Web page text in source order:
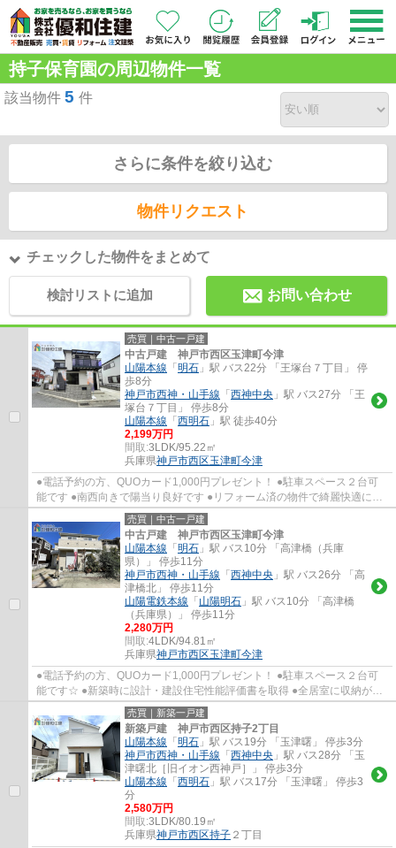
持子保育園の周辺物件一覧
該当物件 5 件
さらに条件を絞り込む
物件リクエスト
チェックした物件をまとめて
検討リストに追加 お問い合わせ
売買｜中古一戸建
中古戸建 神戸市西区玉津町今津
山陽本線 「明石 」駅 バス22分 「王塚台７丁目」 停
歩8分
神戸市西神・山手線 「西神中央 」駅 バス27分 「王
塚台７丁目」 停歩8分
山陽本線 「西明石 」駅 徒歩40分
2,199万円
間取:3LDK/95.22㎡
兵庫県神戸市西区玉津町今津
●電話予約の方、QUOカード1,000円プレゼント！ ●駐車スペース２台可
能です ●南西向きで陽当り良好です ●リフォーム済の物件で綺麗快適に生
活できます ●全居室６帖以上でゆったり過ごせ...
売買｜中古一戸建
中古戸建 神戸市西区玉津町今津
山陽本線 「明石 」駅 バス10分 「高津橋（兵庫
県）」 停歩11分
神戸市西神・山手線 「西神中央 」駅 バス26分 「高
津橋北」 停歩11分
山陽電鉄本線 「山陽明石 」駅 バス10分 「高津橋
（兵庫県）」 停歩11分
2,280万円
間取:4LDK/94.81㎡
兵庫県神戸市西区玉津町今津
●電話予約の方、QUOカード1,000円プレゼント！ ●駐車スペース２台可
能です☆ ●新築時に設計・建設住宅性能評価書を取得 ●全居室に収納があ
りスッキリと生活していただけます！ ●LDK横の...
売買｜新築一戸建
新築戸建 神戸市西区持子2丁目
山陽本線 「明石 」駅 バス19分 「玉津曙」 停歩3分
神戸市西神・山手線 「西神中央 」駅 バス28分 「玉
津曙北［旧イオン西神戸］」 停歩3分
山陽本線 「西明石 」駅 バス17分 「玉津曙」 停歩3
分
2,580万円
間取:3LDK/80.19㎡
兵庫県神戸市西区持子 ２丁目